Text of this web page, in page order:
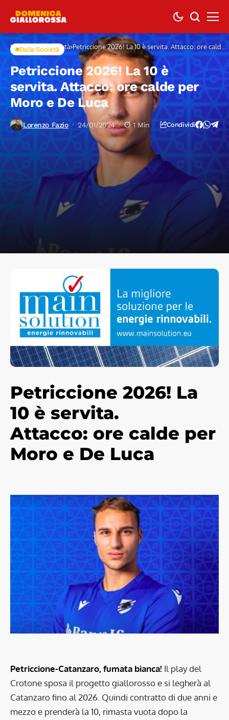
Home Dalla Società Petriccione 2026! La 10 è servita. Attacco: ore calde
per Moro e De Luca
Dalla Società
Petriccione 2026! La 10 è
servita. Attacco: ore calde per
Moro e De Luca
Lorenzo Fazio 24/01/2024 1 Min Condividi
Petriccione 2026! La
10 è servita.
Attacco: ore calde per
Moro e De Luca
Petriccione-Catanzaro, fumata bianca! Il play del
Crotone sposa il progetto giallorosso e si legherà al
Catanzaro fino al 2026. Quindi contratto di due anni e
mezzo e prenderà la 10, rimasta vuota dopo la